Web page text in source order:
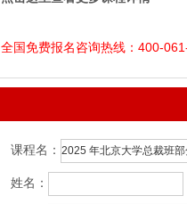
全国免费报名咨询热线：400-
课程名：
姓名：